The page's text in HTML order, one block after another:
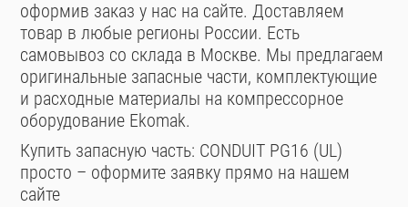
оформив заказ у нас на сайте. Доставляем
товар в любые регионы России. Есть
самовывоз со склада в Москве. Мы предлагаем
оригинальные запасные части, комплектующие
и расходные материалы на компрессорное
оборудование Ekomak.
Купить запасную часть: CONDUIT PG16 (UL)
просто – оформите заявку прямо на нашем
сайте